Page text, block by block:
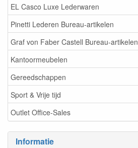
EL Casco Luxe Lederwaren
Pinetti Lederen Bureau-artikelen
Graf von Faber Castell Bureau-artikelen
Kantoormeubelen
Gereedschappen
Sport & Vrije tijd
Outlet Office-Sales
Informatie